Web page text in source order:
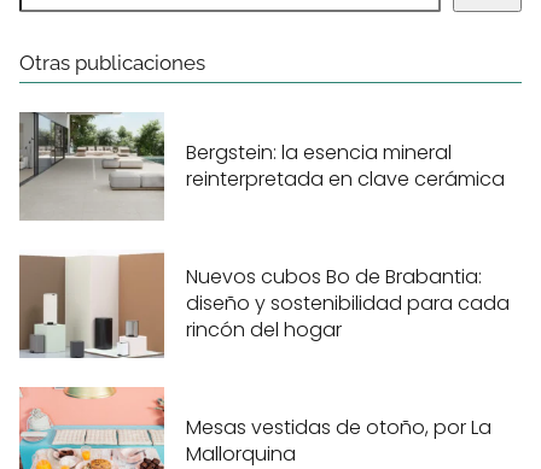
Otras publicaciones
Bergstein: la esencia mineral
reinterpretada en clave cerámica
Nuevos cubos Bo de Brabantia:
diseño y sostenibilidad para cada
rincón del hogar
Mesas vestidas de otoño, por La
Mallorquina